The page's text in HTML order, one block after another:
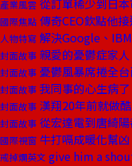
產業風雲 從訂單稀少到日
國際焦點 傳奇CEO欽點他
人物特寫 解決Google、
封面故事 親愛的憂鬱症家人
封面故事 憂鬱風暴席捲全
封面故事 我同事的心生病
封面故事 漢翔20年前就做
封面故事 從宏達電到唐綺
國際視窗 牛打嗝成暖化幫
戒掉爛英文 give him a